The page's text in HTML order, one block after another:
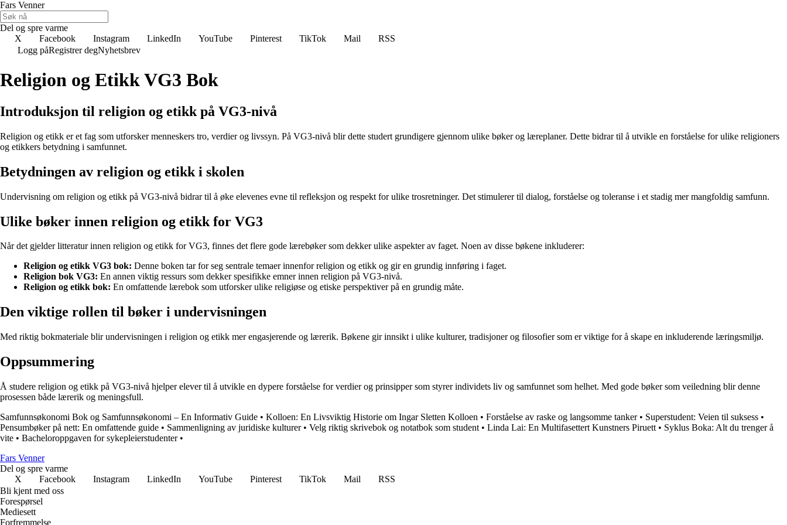
Fars Venner
Del og spre varme
X
Facebook Instagram LinkedIn YouTube Pinterest TikTok Mail
RSS
Logg påRegistrer degNyhetsbrev
Religion og Etikk VG3 Bok
Introduksjon til religion og etikk på VG3-nivå
Religion og etikk er et fag som utforsker menneskers tro, verdier og livssyn. På VG3-nivå blir dette studert grundigere gjennom ulike bøker og læreplaner. Dette bidrar til å utvikle en forståelse for ulike religioners
og etikkers betydning i samfunnet.
Betydningen av religion og etikk i skolen
Undervisning om religion og etikk på VG3-nivå bidrar til å øke elevenes evne til refleksjon og respekt for ulike trosretninger. Det stimulerer til dialog, forståelse og toleranse i et stadig mer mangfoldig samfunn.
Ulike bøker innen religion og etikk for VG3
Når det gjelder litteratur innen religion og etikk for VG3, finnes det flere gode lærebøker som dekker ulike aspekter av faget. Noen av disse bøkene inkluderer:
Religion og etikk VG3 bok: Denne boken tar for seg sentrale temaer innenfor religion og etikk og gir en grundig innføring i faget.
Religion bok VG3: En annen viktig ressurs som dekker spesifikke emner innen religion på VG3-nivå.
Religion og etikk bok: En omfattende lærebok som utforsker ulike religiøse og etiske perspektiver på en grundig måte.
Den viktige rollen til bøker i undervisningen
Med riktig bokmateriale blir undervisningen i religion og etikk mer engasjerende og lærerik. Bøkene gir innsikt i ulike kulturer, tradisjoner og filosofier som er viktige for å skape en inkluderende læringsmiljø.
Oppsummering
Å studere religion og etikk på VG3-nivå hjelper elever til å utvikle en dypere forståelse for verdier og prinsipper som styrer individets liv og samfunnet som helhet. Med gode bøker som veiledning blir denne
prosessen både lærerik og meningsfull.
Samfunnsøkonomi Bok og Samfunnsøkonomi – En Informativ Guide • Kolloen: En Livsviktig Historie om Ingar Sletten Kolloen • Forståelse av raske og langsomme tanker• Superstudent: Veien til suksess •
Pensumbøker på nett: En omfattende guide • Sammenligning av juridiske kulturer• Velg riktig skrivebok og notatbok som student • Linda Lai: En Multifasettert Kunstners Piruett • Syklus Boka: Alt du trenger å
vite • Bacheloroppgaven for sykepleierstudenter•
Fars Venner
Del og spre varme
X
Facebook Instagram LinkedIn YouTube Pinterest TikTok Mail
RSS
Bli kjent med oss
Forespørsel
Mediesett
Forfremmelse